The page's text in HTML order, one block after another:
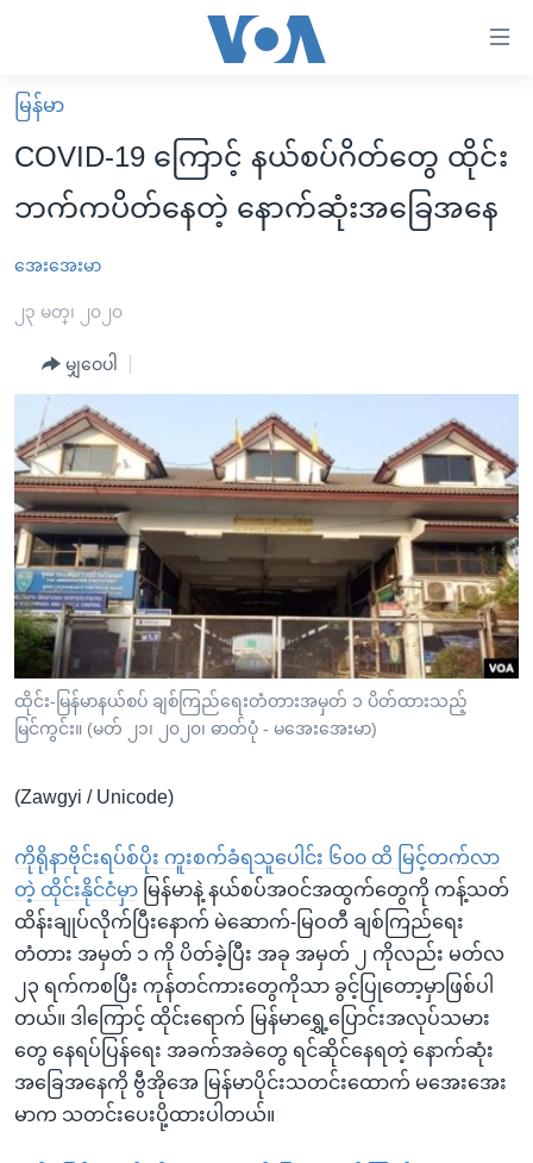
လွယ်ကူ
စေ
များ
ပင်မ
ကျော်
ကြည့်
ရန်
ပင်မ
အ
ညွန်း
စာမျက်နှာ
သို့
ကျော်
ကြည့်
ရန်
ရန်
သို့
ကျော်
ရန်
မူလစာမျက်နှာ
မြန်မာ
ကမ္ဘာ့သတင်းများ
အစ္စရေး-ပါလက်စတိုင်း
အင်္ဂလိပ်စာလေ့လာမယ်
အမေရိကန်သုံးအီဒီယံ
မကြေးမုံရဲ့ အင်္ဂလိပ်စာ
ရုပ်ရှင်ထဲက အင်္ဂလိပ်စာ
သုတပဒေသာ အင်္ဂလိပ်စာ
အပတ်စဉ်ကဏ္ဍများ
ရေဒီယို
တီဗွီ
ရေဒီယိုနှင့်ရုပ်သံ အချက်အလက်များ
ရေဒီယို/တီဗွီအစီအစဉ်
Learning English
ဗွီအိုအေ လူမှုကွန်ယက်များ
မြန်မာ
COVID-19 ကြောင့် နယ်စပ်ဂိတ်တွေ ထိုင်း
ဘက်ကပိတ်နေတဲ့ နောက်ဆုံးအခြေအနေ
အေးအေးမာ
၂၃ မတ္၊ ၂၀၂၀
မျှဝေပါ
ထိုင်း-မြန်မာနယ်စပ် ချစ်ကြည်ရေးတံတားအမှတ် ၁ ပိတ်ထားသည့်
မြင်ကွင်း။ (မတ် ၂၁၊ ၂၀၂၀၊ ဓာတ်ပုံ - မအေးအေးမာ)
(Zawgyi / Unicode)
ကိုရိုနာဗိုင်းရပ်စ်ပိုး ကူးစက်ခံရသူပေါင်း ၆၀၀ ထိ မြင့်တက်လာ
တဲ့ ထိုင်းနိုင်ငံမှ ာ မြန်မာနဲ့ နယ်စပ်အဝင်အထွက်တွေကို ကန့်သတ်
ထိန်းချုပ်လိုက်ပြီးနောက် မဲဆောက်-မြဝတီ ချစ်ကြည်ရေး
တံတား အမှတ် ၁ ကို ပိတ်ခဲ့ပြီး အခု အမှတ် ၂ ကိုလည်း မတ်လ
၂၃ ရက်ကစပြီး ကုန်တင်ကားတွေကိုသာ ခွင့်ပြုတော့မှာဖြစ်ပါ
တယ်။ ဒါကြောင့် ထိုင်းရောက် မြန်မာရွှေ့ပြောင်းအလုပ်သမား
တွေ နေရပ်ပြန်ရေး အခက်အခဲတွေ ရင်ဆိုင်နေရတဲ့ နောက်ဆုံး
အခြေအနေကို ဗွီအိုအေ မြန်မာပိုင်းသတင်းထောက် မအေးအေး
မာက သတင်းပေးပို့ထားပါတယ်။